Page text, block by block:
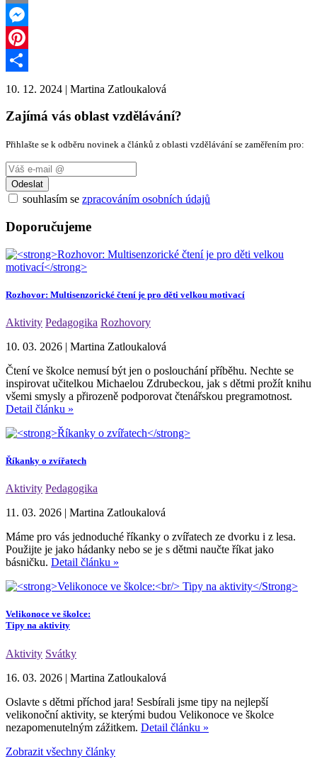
Email
Messenger
Pinterest
Share
10. 12. 2024 | Martina Zatloukalová
Zajímá vás oblast vzdělávání?
Přihlašte se k odběru novinek a článků z oblasti vzdělávání se zaměřením pro:
Odeslat
souhlasím se zpracováním osobních údajů
Doporučujeme
Rozhovor: Multisenzorické čtení je pro děti velkou motivací
Aktivity Pedagogika Rozhovory
10. 03. 2026 | Martina Zatloukalová
Čtení ve školce nemusí být jen o poslouchání příběhu. Nechte se
inspirovat učitelkou Michaelou Zdrubeckou, jak s dětmi prožít knihu
všemi smysly a přirozeně podporovat čtenářskou pregramotnost.
Detail článku »
Říkanky o zvířatech
Aktivity Pedagogika
11. 03. 2026 | Martina Zatloukalová
Máme pro vás jednoduché říkanky o zvířatech ze dvorku i z lesa.
Použijte je jako hádanky nebo se je s dětmi naučte říkat jako
básničku. Detail článku »
Velikonoce ve školce:
Tipy na aktivity
Aktivity Svátky
16. 03. 2026 | Martina Zatloukalová
Oslavte s dětmi příchod jara! Sesbírali jsme tipy na nejlepší
velikonoční aktivity, se kterými budou Velikonoce ve školce
nezapomenutelným zážitkem. Detail článku »
Zobrazit všechny články